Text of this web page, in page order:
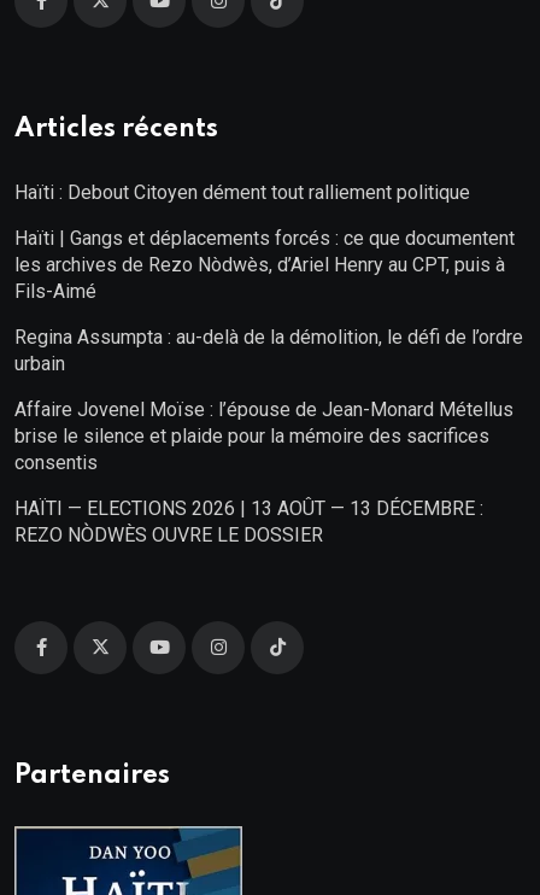
Articles récents
Haïti : Debout Citoyen dément tout ralliement politique
Haïti | Gangs et déplacements forcés : ce que documentent
les archives de Rezo Nòdwès, d’Ariel Henry au CPT, puis à
Fils-Aimé
Regina Assumpta : au-delà de la démolition, le défi de l’ordre
urbain
Affaire Jovenel Moïse : l’épouse de Jean-Monard Métellus
brise le silence et plaide pour la mémoire des sacrifices
consentis
HAÏTI — ELECTIONS 2026 | 13 AOÛT — 13 DÉCEMBRE :
REZO NÒDWÈS OUVRE LE DOSSIER
Partenaires